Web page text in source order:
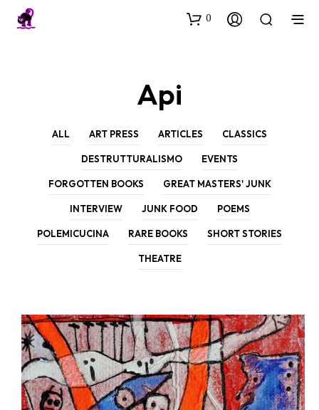
0
Api
ALL ART PRESS ARTICLES CLASSICS
DESTRUTTURALISMO EVENTS
FORGOTTEN BOOKS GREAT MASTERS' JUNK
INTERVIEW JUNK FOOD POEMS
POLEMICUCINA RARE BOOKS SHORT STORIES
THEATRE